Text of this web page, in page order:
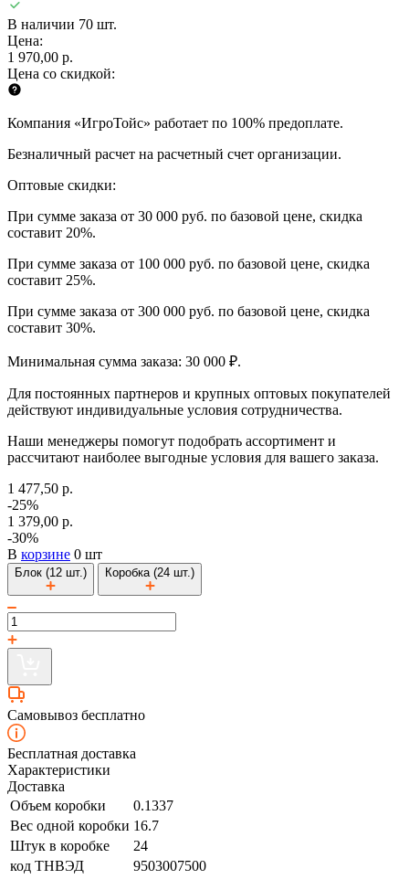
В наличии 70 шт.
Цена:
1 970,00 р.
Цена со скидкой:
Компания «ИгроТойс» работает по 100% предоплате.
Безналичный расчет на расчетный счет организации.
Оптовые скидки:
При сумме заказа от 30 000 руб. по базовой цене, скидка
составит 20%.
При сумме заказа от 100 000 руб. по базовой цене, скидка
составит 25%.
При сумме заказа от 300 000 руб. по базовой цене, скидка
составит 30%.
Минимальная сумма заказа: 30 000 ₽.
Для постоянных партнеров и крупных оптовых покупателей
действуют индивидуальные условия сотрудничества.
Наши менеджеры помогут подобрать ассортимент и
рассчитают наиболее выгодные условия для вашего заказа.
1 477,50 р.
-25%
1 379,00 р.
-30%
В корзине 0 шт
Блок (12 шт.) Коробка (24 шт.)
Самовывоз бесплатно
Бесплатная доставка
Характеристики
Доставка
Объем коробки
0.1337
Вес одной коробки 16.7
Штук в коробке
24
код ТНВЭД
9503007500